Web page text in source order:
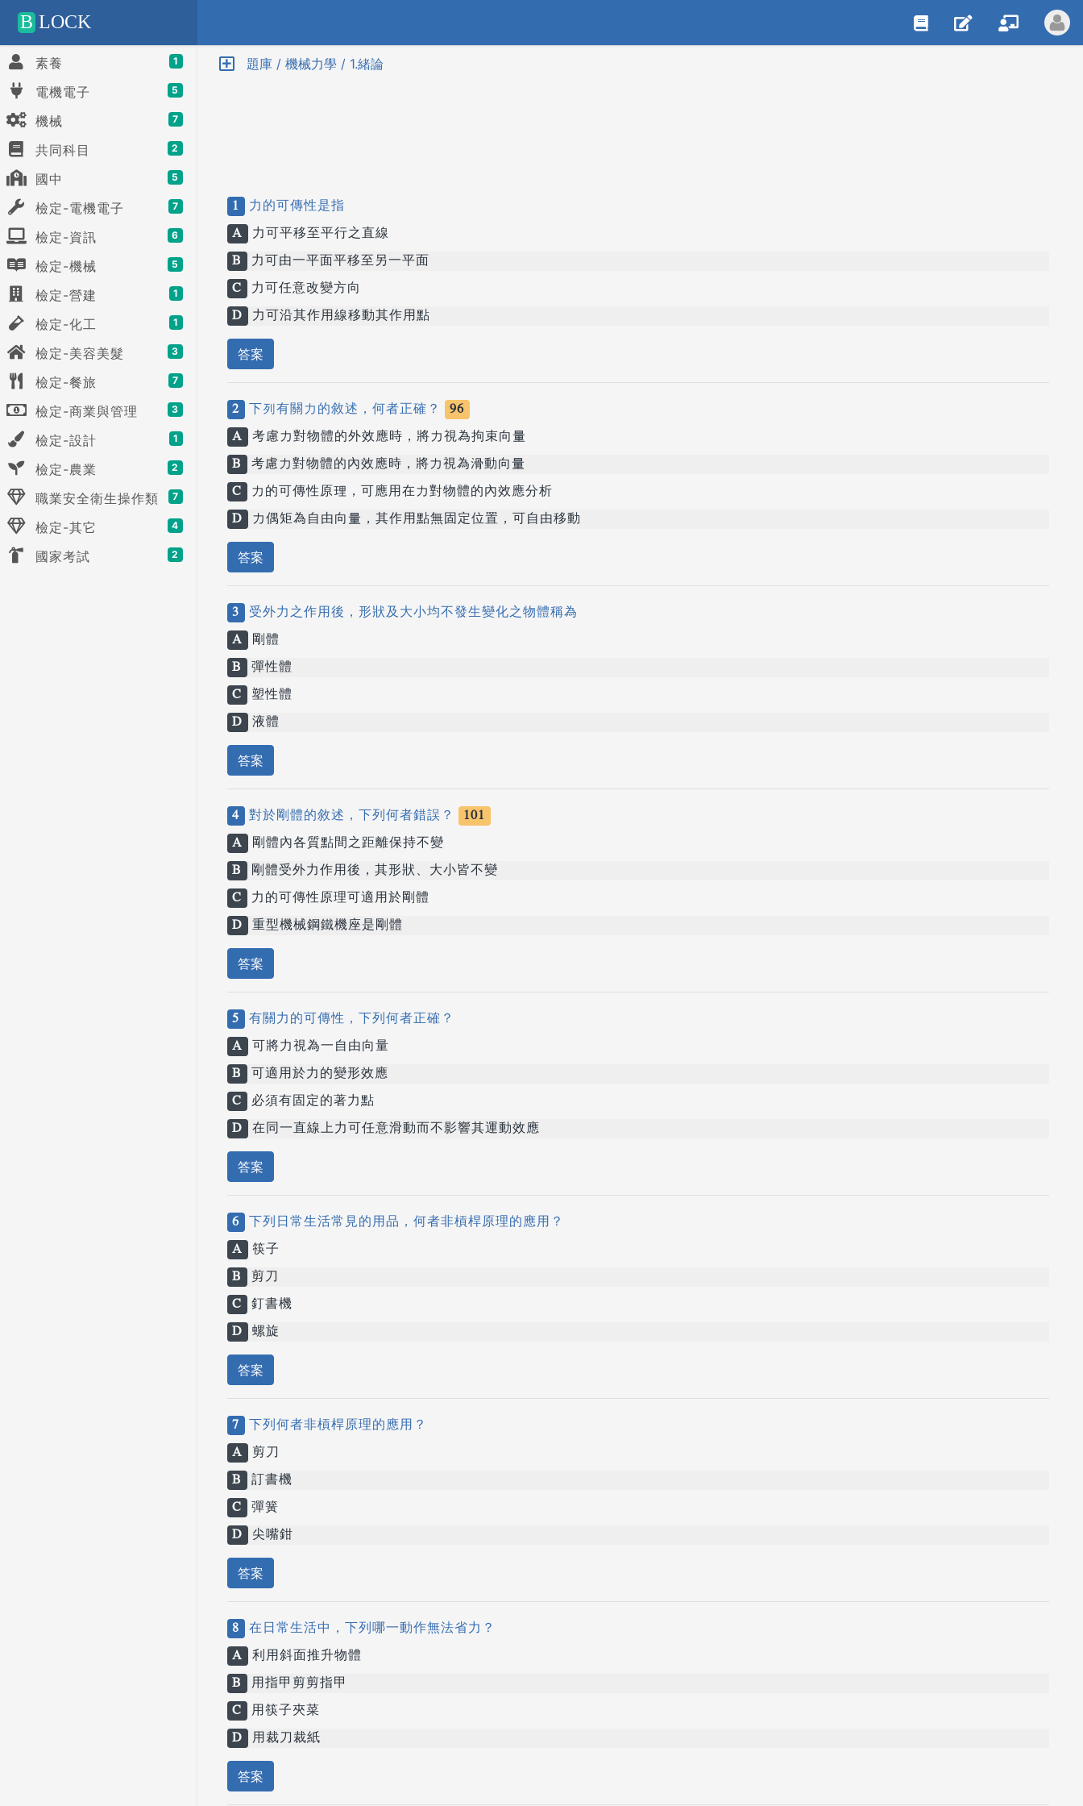
Positive SSL
B LOCK
素養 1
電機電子 5
機械 7
共同科目 2
國中 5
檢定-電機電子 7
檢定-資訊 6
檢定-機械 5
檢定-營建 1
檢定-化工 1
檢定-美容美髮 3
檢定-餐旅 7
檢定-商業與管理 3
檢定-設計 1
檢定-農業 2
職業安全衛生操作類 7
檢定-其它 4
國家考試 2
題庫 / 機械力學 / 1.緒論
1
力的可傳性是指
A 力可平移至平行之直線
B
力可由一平面平移至另一平面
C 力可任意改變方向
D 力可沿其作用線移動其作用點
答案
2 下列有關力的敘述，何者正確？
96
A 考慮力對物體的外效應時，將力視為拘束向量
B 考慮力對物體的內效應時，將力視為滑動向量
C 力的可傳性原理，可應用在力對物體的內效應分析
D 力偶矩為自由向量，其作用點無固定位置，可自由移動
答案
3 受外力之作用後，形狀及大小均不發生變化之物體稱為
A 剛體
B 彈性體
C 塑性體
D 液體
答案
4 對於剛體的敘述，下列何者錯誤？
101
A 剛體內各質點間之距離保持不變
B
剛體受外力作用後，其形狀、大小皆不變
C 力的可傳性原理可適用於剛體
D 重型機械鋼鐵機座是剛體
答案
5 有關力的可傳性，下列何者正確？
A 可將力視為一自由向量
B 可適用於力的變形效應
C 必須有固定的著力點
D 在同一直線上力可任意滑動而不影響其運動效應
答案
6 下列日常生活常見的用品，何者非槓桿原理的應用？
A 筷子
B
剪刀
C 釘書機
D 螺旋
答案
7 下列何者非槓桿原理的應用？
A 剪刀
B 訂書機
C 彈簧
D 尖嘴鉗
答案
8 在日常生活中，下列哪一動作無法省力？
A 利用斜面推升物體
B 用指甲剪剪指甲
C 用筷子夾菜
D 用裁刀裁紙
答案